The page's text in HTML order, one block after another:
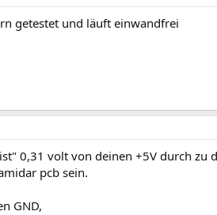
getestet und läuft einwandfrei
0,31 volt von deinen +5V durch zu
pcb sein.
GND,